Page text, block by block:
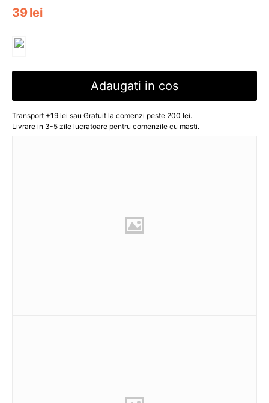
39lei
Adaugati in cos
Transport +19 lei sau Gratuit la comenzi peste 200 lei.
Livrare in 3-5 zile lucratoare pentru comenzile cu masti.